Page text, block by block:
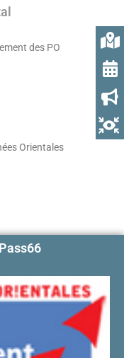
des PO
Orientales